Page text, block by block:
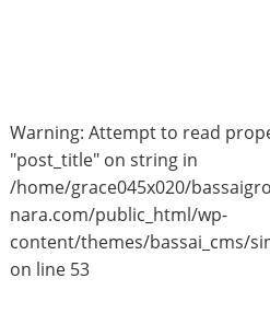
Warning: Attempt to read
"post_title" on string in
/home/grace045x020/
nara.com/public_html/wp-
content/themes/bassai_cms/
on line 53